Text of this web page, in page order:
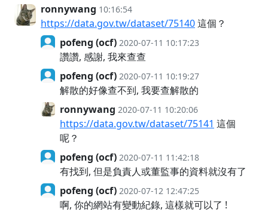
ronnywang 10:16:54
https://data.gov.tw/dataset/75140這個？
pofeng (ocf) 2020-07-11 10:17:23
讚讚, 感謝, 我來查查
pofeng (ocf) 2020-07-11 10:19:27
解散的好像查不到, 我要查解散的
ronnywang 2020-07-11 10:20:06
https://data.gov.tw/dataset/75141 這個
呢？
pofeng (ocf) 2020-07-11 11:42:18
有找到, 但是負責人或董監事的資料就沒有了
pofeng (ocf) 2020-07-12 12:47:25
啊, 你的網站有變動紀錄, 這樣就可以了 !